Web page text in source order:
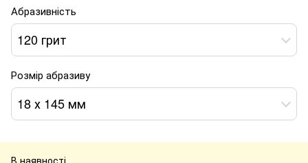
Абразивність
120 грит
Розмір абразиву
18 х 145 мм
В наявності